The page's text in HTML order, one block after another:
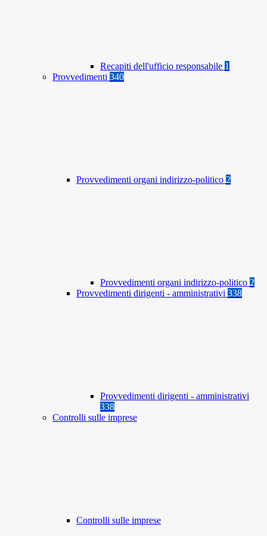
Recapiti dell'ufficio responsabile 1
Provvedimenti 340
Provvedimenti organi indirizzo-politico 2
Provvedimenti organi indirizzo-politico 2
Provvedimenti dirigenti - amministrativi 338
Provvedimenti dirigenti - amministrativi
338
Controlli sulle imprese
Controlli sulle imprese